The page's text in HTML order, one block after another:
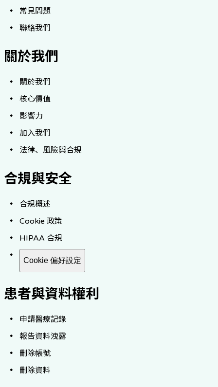
常見問題
聯絡我們
關於我們
關於我們
核心價值
影響力
加入我們
法律、風險與合規
合規與安全
合規概述
Cookie 政策
HIPAA 合規
Cookie 偏好設定
患者與資料權利
申請醫療記錄
報告資料洩露
刪除帳號
刪除資料